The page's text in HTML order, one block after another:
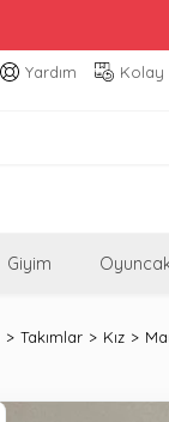
Yardım Kolay
Giyim
Takımlar Kız